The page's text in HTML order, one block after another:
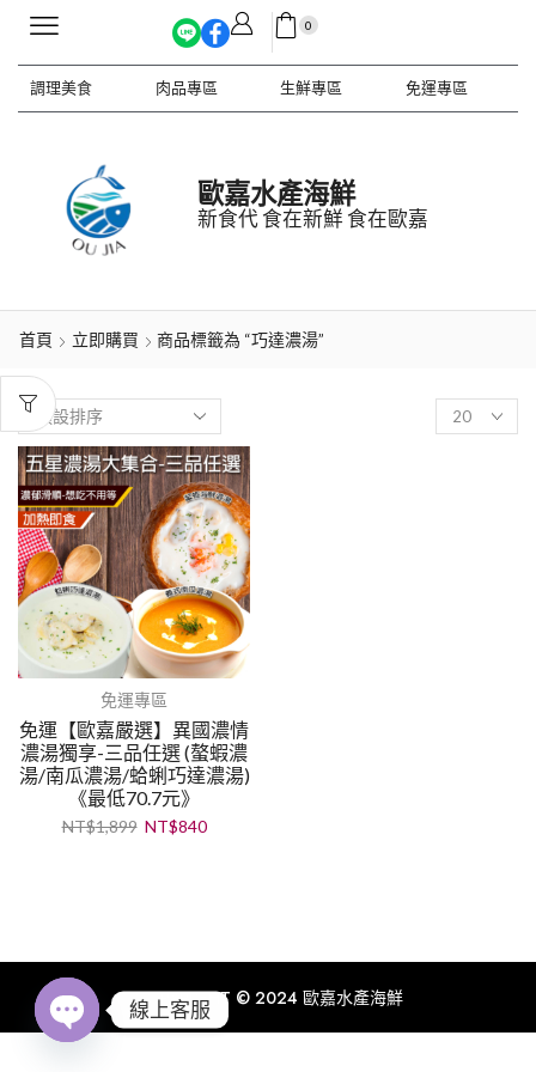
0
調理美食 肉品專區 生鮮專區 免運專區
歐嘉水產海鮮
新食代 食在新鮮 食在歐嘉
首頁 立即購買 商品標籤為 “巧達濃湯”
免運專區
免運【歐嘉嚴選】異國濃情
濃湯獨享-三品任選 (螯蝦濃
湯/南瓜濃湯/蛤蜊巧達濃湯)
《最低70.7元》
NT$1,899 NT$840
COPYRIGHT © 2024 歐嘉水產海鮮
線上客服